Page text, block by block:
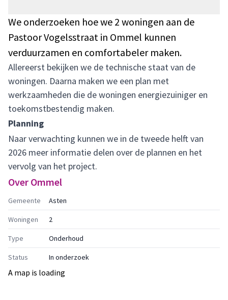
We onderzoeken hoe we 2 woningen aan de
Pastoor Vogelsstraat in Ommel kunnen
verduurzamen en comfortabeler maken.
Allereerst bekijken we de technische staat van de
woningen. Daarna maken we een plan met
werkzaamheden die de woningen energiezuiniger en
toekomstbestendig maken.
Planning
Naar verwachting kunnen we in de tweede helft van
2026 meer informatie delen over de plannen en het
vervolg van het project.
Over Ommel
Gemeente Asten
Woningen 2
Type Onderhoud
Status In onderzoek
A map is loading